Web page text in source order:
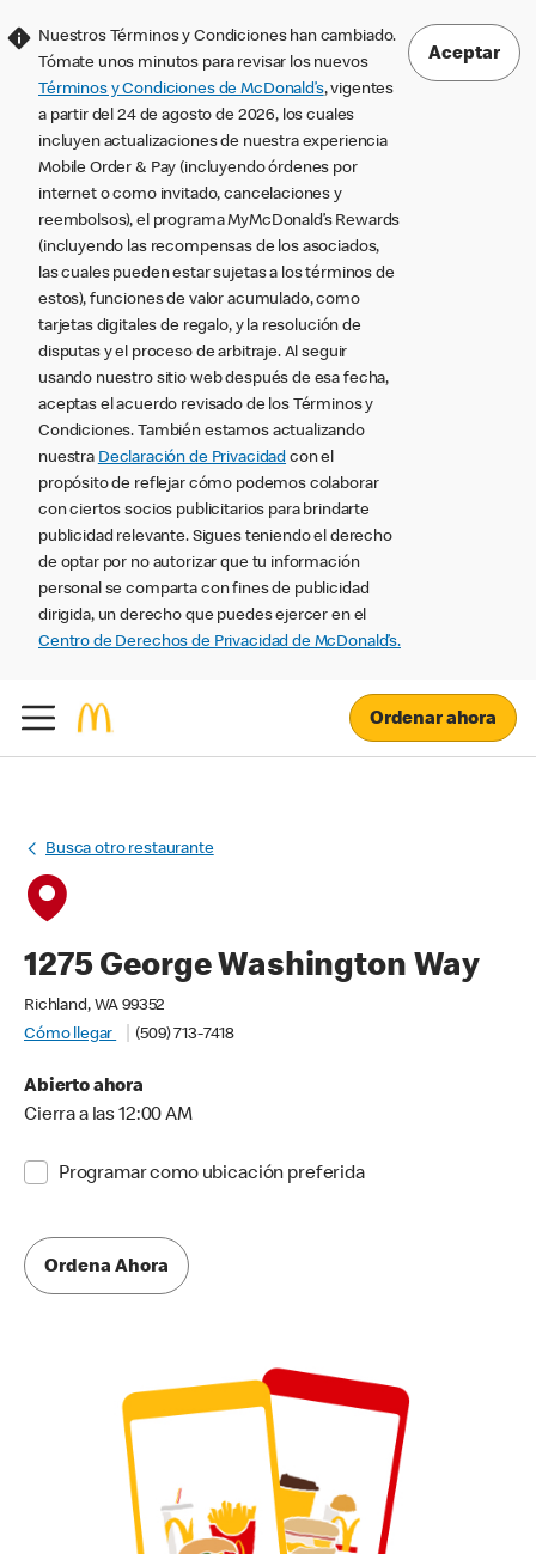
Nuestros Términos y Condiciones han cambiado.
Tómate unos minutos para revisar los nuevos
Términos y Condiciones de McDonald’s, vigentes
a partir del 24 de agosto de 2026, los cuales
incluyen actualizaciones de nuestra experiencia
Mobile Order & Pay (incluyendo órdenes por
internet o como invitado, cancelaciones y
reembolsos), el programa MyMcDonald’s Rewards
(incluyendo las recompensas de los asociados,
las cuales pueden estar sujetas a los términos de
estos), funciones de valor acumulado, como
tarjetas digitales de regalo, y la resolución de
disputas y el proceso de arbitraje. Al seguir
usando nuestro sitio web después de esa fecha,
aceptas el acuerdo revisado de los Términos y
Condiciones. También estamos actualizando
nuestra Declaración de Privacidad con el
propósito de reflejar cómo podemos colaborar
con ciertos socios publicitarios para brindarte
publicidad relevante. Sigues teniendo el derecho
de optar por no autorizar que tu información
personal se comparta con fines de publicidad
dirigida, un derecho que puedes ejercer en el
Centro de Derechos de Privacidad de McDonald’s.
Aceptar
Ordenar ahora
Busca otro restaurante
1275 George Washington Way
Richland, WA 99352
Cómo llegar
(509) 713-7418
Abierto ahora
Cierra a las 12:00 AM
Programar como ubicación preferida
Ordena Ahora